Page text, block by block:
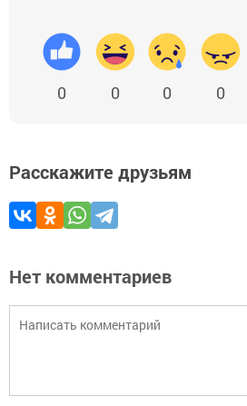
0 0 0 0
Расскажите друзьям
Нет комментариев